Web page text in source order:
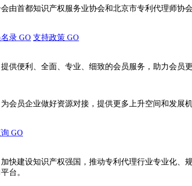
由首都知识产权服务业协会和北京市专利代理师协
录 GO 支持政策 GO
供便利、全面、专业、细致的会员服务，助力会员
会员企业做好资源对接，提供更多上升空间和发展
GO
快建设知识产权强国，推动专利代理行业专业化、
台。